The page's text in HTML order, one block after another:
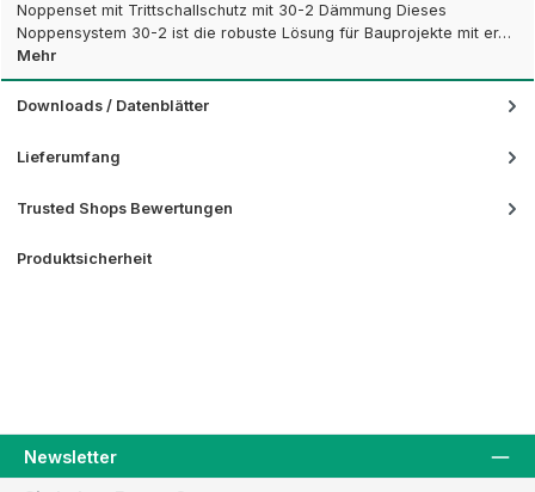
Noppenset mit Trittschallschutz mit 30-2 Dämmung Dieses
Noppensystem 30-2 ist die robuste Lösung für Bauprojekte mit er…
Mehr
Downloads / Datenblätter
Lieferumfang
Trusted Shops Bewertungen
Produktsicherheit
Newsletter